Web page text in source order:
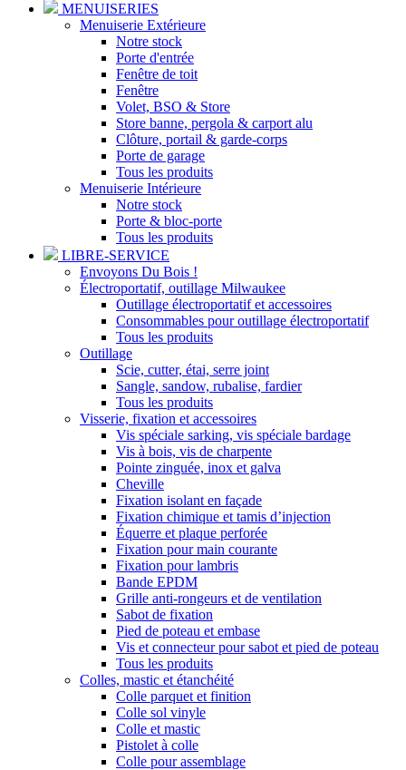
MENUISERIES
Menuiserie Extérieure
Notre stock
Porte d'entrée
Fenêtre de toit
Fenêtre
Volet, BSO & Store
Store banne, pergola & carport alu
Clôture, portail & garde-corps
Porte de garage
Tous les produits
Menuiserie Intérieure
Notre stock
Porte & bloc-porte
Tous les produits
LIBRE-SERVICE
Envoyons Du Bois !
Électroportatif, outillage Milwaukee
Outillage électroportatif et accessoires
Consommables pour outillage électroportatif
Tous les produits
Outillage
Scie, cutter, étai, serre joint
Sangle, sandow, rubalise, fardier
Tous les produits
Visserie, fixation et accessoires
Vis spéciale sarking, vis spéciale bardage
Vis à bois, vis de charpente
Pointe zinguée, inox et galva
Cheville
Fixation isolant en façade
Fixation chimique et tamis d’injection
Équerre et plaque perforée
Fixation pour main courante
Fixation pour lambris
Bande EPDM
Grille anti-rongeurs et de ventilation
Sabot de fixation
Pied de poteau et embase
Vis et connecteur pour sabot et pied de poteau
Tous les produits
Colles, mastic et étanchéité
Colle parquet et finition
Colle sol vinyle
Colle et mastic
Pistolet à colle
Colle pour assemblage